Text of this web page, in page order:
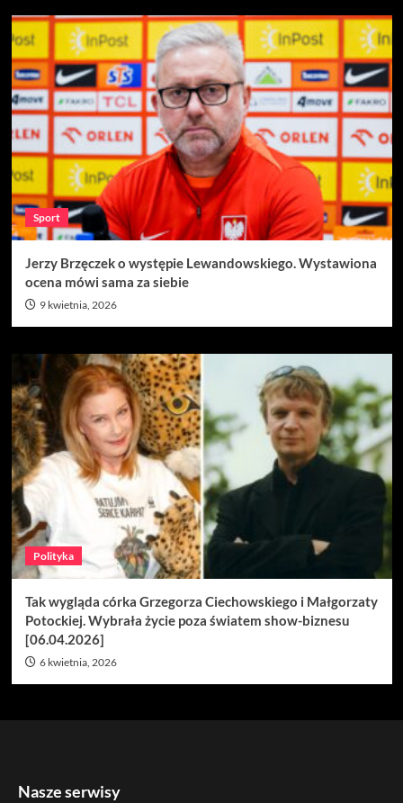
Sport
Jerzy Brzęczek o występie Lewandowskiego. Wystawiona
ocena mówi sama za siebie
9 kwietnia, 2026
Polityka
Tak wygląda córka Grzegorza Ciechowskiego i Małgorzaty
Potockiej. Wybrała życie poza światem show-biznesu
[06.04.2026]
6 kwietnia, 2026
Nasze serwisy